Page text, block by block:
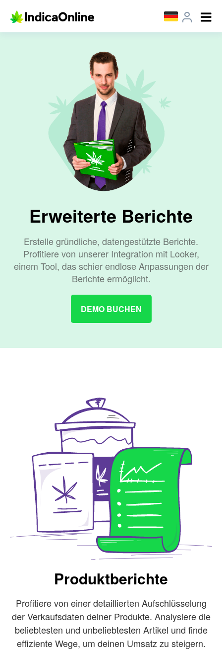
Erweiterte Berichte
Erstelle gründliche, datengestützte Berichte.
Profitiere von unserer Integration mit Looker,
einem Tool, das schier endlose Anpassungen der
Berichte ermöglicht.
DEMO BUCHEN
Produktberichte
Profitiere von einer detaillierten Aufschlüsselung
der Verkaufsdaten deiner Produkte. Analysiere die
beliebtesten und unbeliebtesten Artikel und finde
effiziente Wege, um deinen Umsatz zu steigern.